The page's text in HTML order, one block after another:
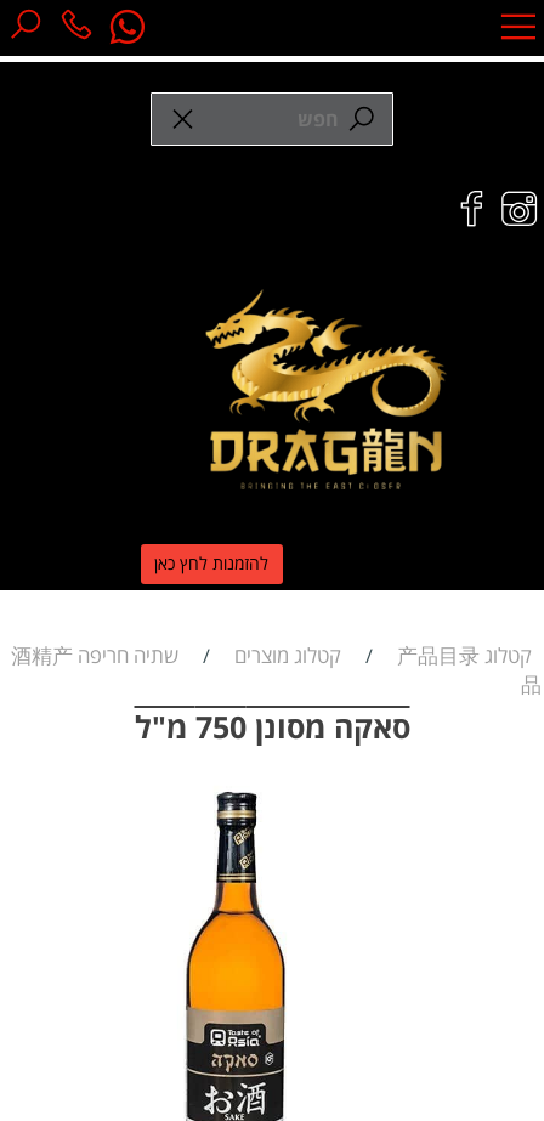
להזמנות לחץ כאן
קטלוג 产品目录 / קטלוג מוצרים /
שתיה חריפה 酒精产
品
סאקה מסונן 750 מ"ל